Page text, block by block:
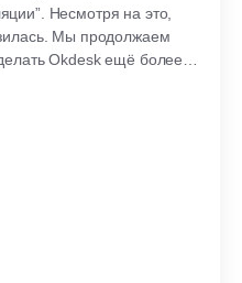
Несмотря на это,
Мы продолжаем
Okdesk ещё более